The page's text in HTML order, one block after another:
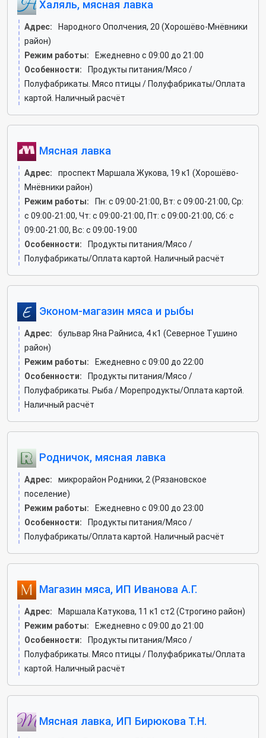
Халяль, мясная лавка
Адрес:
Народного Ополчения, 20 (Хорошёво-Мнёвники
район)
Режим работы:
Ежедневно с 09:00 до 21:00
Особенности:
Продукты питания/Мясо /
Полуфабрикаты. Мясо птицы / Полуфабрикаты/Оплата
картой. Наличный расчёт
Мясная лавка
Адрес:
проспект Маршала Жукова, 19 к1 (Хорошёво-
Мнёвники район)
Режим работы:
Пн: c 09:00-21:00, Вт: c 09:00-21:00, Ср:
c 09:00-21:00, Чт: c 09:00-21:00, Пт: c 09:00-21:00, Сб: c
09:00-21:00, Вс: c 09:00-19:00
Особенности:
Продукты питания/Мясо /
Полуфабрикаты/Оплата картой. Наличный расчёт
Эконом-магазин мяса и рыбы
Адрес:
бульвар Яна Райниса, 4 к1 (Северное Тушино
район)
Режим работы:
Ежедневно с 09:00 до 22:00
Особенности:
Продукты питания/Мясо /
Полуфабрикаты. Рыба / Морепродукты/Оплата картой.
Наличный расчёт
Родничок, мясная лавка
Адрес:
микрорайон Родники, 2 (Рязановское
поселение)
Режим работы:
Ежедневно с 09:00 до 23:00
Особенности:
Продукты питания/Мясо /
Полуфабрикаты/Оплата картой. Наличный расчёт
Магазин мяса, ИП Иванова А.Г.
Адрес:
Маршала Катукова, 11 к1 ст2 (Строгино район)
Режим работы:
Ежедневно с 09:00 до 21:00
Особенности:
Продукты питания/Мясо /
Полуфабрикаты. Мясо птицы / Полуфабрикаты/Оплата
картой. Наличный расчёт
Мясная лавка, ИП Бирюкова Т.Н.